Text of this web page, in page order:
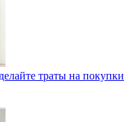
траты на покупки